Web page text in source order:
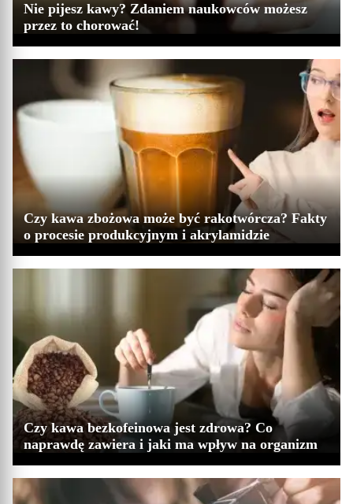
Nie pijesz kawy? Zdaniem naukowców możesz
przez to chorować!
Czy kawa zbożowa może być rakotwórcza? Fakty
o procesie produkcyjnym i akrylamidzie
Czy kawa bezkofeinowa jest zdrowa? Co
naprawdę zawiera i jaki ma wpływ na organizm